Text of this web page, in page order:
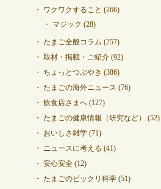
ワクワクすること (266)
マジック (28)
たまご全般コラム (257)
取材・掲載・ご紹介(92)
ちょっとつぶやき (386)
たまごの海外ニュース (76)
飲食店さまへ(127)
たまごの健康情報（研究など）
(52)
おいしさ雑学(71)
ニュースに考える (41)
安心安全(12)
たまごのビックリ科学(51)